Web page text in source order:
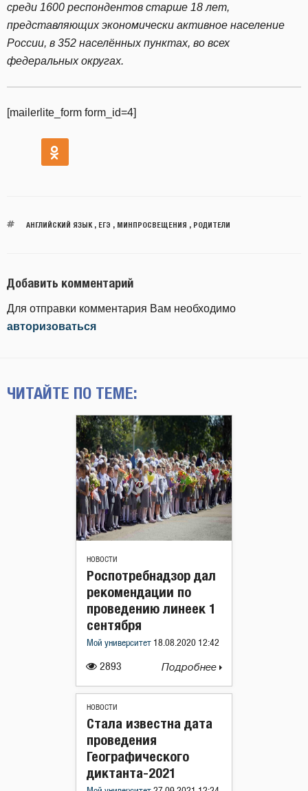
среди 1600 респондентов старше 18 лет,
представляющих экономически активное население
России, в 352 населённых пунктах, во всех
федеральных округах.
[mailerlite_form form_id=4]
АНГЛИЙСКИЙ ЯЗЫК, ЕГЭ , МИНПРОСВЕЩЕНИЯ , РОДИТЕЛИ
Добавить комментарий
Для отправки комментария Вам необходимо
авторизоваться
ЧИТАЙТЕ ПО ТЕМЕ:
НОВОСТИ
2893
Роспотребнадзор дал
рекомендации по
проведению линеек 1
сентября
Мой университет 18.08.2020 12:42
Подробнее
НОВОСТИ
Стала известна дата
проведения
Географического
диктанта-2021